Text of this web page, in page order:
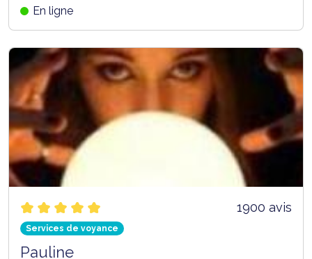
En ligne
1900 avis
Services de voyance
Pauline